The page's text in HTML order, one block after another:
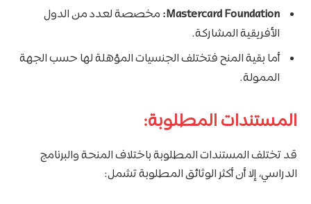
Mastercard Foundation: مخصصة لعدد من الدول
الأفريقية المشاركة.
أما بقية المنح فتختلف الجنسيات المؤهلة لها حسب الجهة
الممولة.
المستندات المطلوبة:
قد تختلف المستندات المطلوبة باختلاف المنحة والبرنامج
الدراسي، إلا أن أكثر الوثائق المطلوبة تشمل: